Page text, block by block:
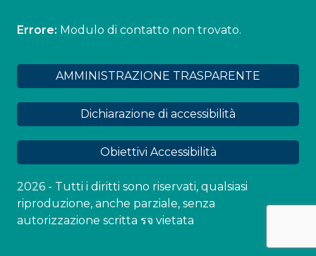
Errore: Modulo di contatto non trovato.
AMMINISTRAZIONE TRASPARENTE
Dichiarazione di accessibilità
Obiettivi Accessibilità
2026 - Tutti i diritti sono riservati, qualsiasi
riproduzione, anche parziale, senza
autorizzazione scritta รจ vietata